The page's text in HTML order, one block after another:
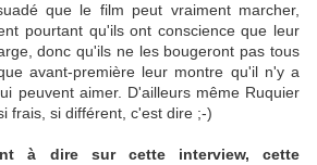
que le film peut vraiment marcher,
pourtant qu'ils ont conscience que leur
donc qu'ils ne les bougeront pas tous
avant-première leur montre qu'il n'y a
peuvent aimer. D'ailleurs même Ruquier
frais, si différent, c'est dire ;-)
à dire sur cette interview, cette